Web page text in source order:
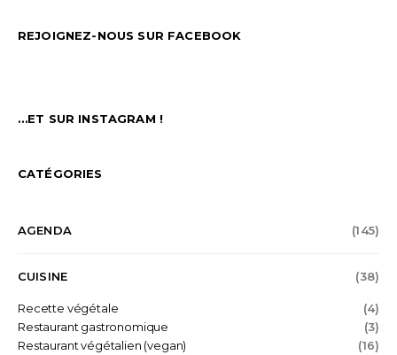
REJOIGNEZ-NOUS SUR FACEBOOK
…ET SUR INSTAGRAM !
CATÉGORIES
AGENDA (145)
CUISINE (38)
Recette végétale
(4)
Restaurant gastronomique
(3)
Restaurant végétalien (vegan)
(16)